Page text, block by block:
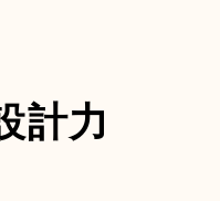
計力